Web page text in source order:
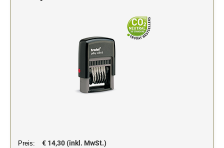
Preis: € 14,30 (inkl. MwSt.)